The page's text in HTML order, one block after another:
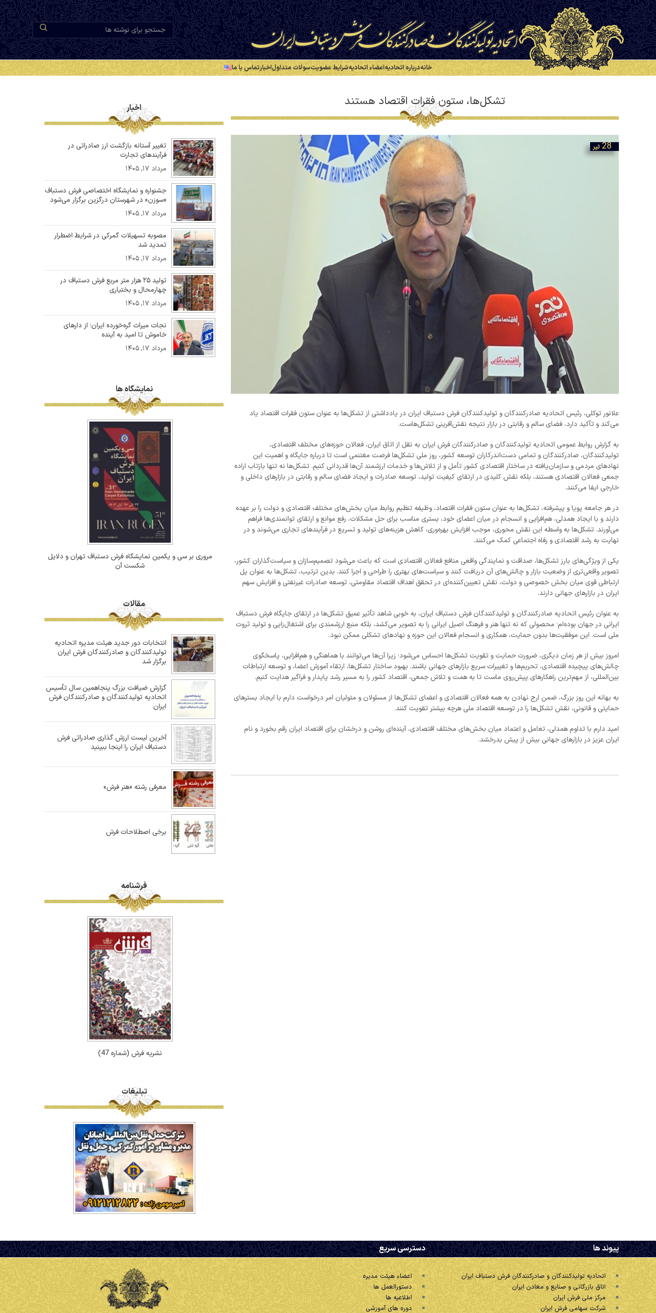
خانهدرباره اتحادیهاعضاء اتحادیهشرایط عضویتسولات متداولاخبارتماس با ما
تشکل‌ها، ستون فقرات اقتصاد هستند
28 تیر
علانور توکلی، رئیس اتحادیه صادرکنندگان و تولیدکنندگان فرش دستباف ایران در یادداشتی از تشکل‌ها به عنوان ستون فقرات اقتصاد یاد
می‌کند و تأکید دارد، فضای سالم و رقابتی در بازار نتیجه نقش‌آفرینی تشکل‌هاست.
به گزارش روابط عمومی اتحادیه تولیدکنندگان و صادرکنندگان فرش ایران به نقل از اتاق ایران، فعالان حوزه‌های مختلف اقتصادی،
تولیدکنندگان، صادرکنندگان و تمامی دست‌اندرکاران توسعه کشور، روز ملی تشکل‌ها فرصت مغتنمی است تا درباره جایگاه و اهمیت این
نهادهای مردمی و سازمان‌یافته در ساختار اقتصادی کشور تأمل و از تلاش‌ها و خدمات ارزشمند آن‌ها قدردانی کنیم. تشکل‌ها نه تنها بازتاب اراده
جمعی فعالان اقتصادی هستند، بلکه نقش کلیدی در ارتقای کیفیت تولید، توسعه صادرات و ایجاد فضای سالم و رقابتی در بازارهای داخلی و
خارجی ایفا می‌کنند.
در هر جامعه پویا و پیشرفته، تشکل‌ها به عنوان ستون فقرات اقتصاد، وظیفه تنظیم روابط میان بخش‌های مختلف اقتصادی و دولت را بر عهده
دارند و با ایجاد همدلی، هم‌افزایی و انسجام در میان اعضای خود، بستری مناسب برای حل مشکلات، رفع موانع و ارتقای توانمندی‌ها فراهم
می‌آورند. تشکل‌ها به واسطه این نقش محوری، موجب افزایش بهره‌وری، کاهش هزینه‌های تولید و تسریع در فرآیندهای تجاری می‌شوند و در
نهایت به رشد اقتصادی و رفاه اجتماعی کمک می‌کنند.
یکی از ویژگی‌های بارز تشکل‌ها، صداقت و نمایندگی واقعی منافع فعالان اقتصادی است که باعث می‌شود تصمیم‌سازان و سیاست‌گذاران کشور،
تصویر واقعی‌تری از وضعیت بازار و چالش‌های آن دریافت کنند و سیاست‌های بهتری را طراحی و اجرا کنند. بدین ترتیب، تشکل‌ها به عنوان پل
ارتباطی قوی میان بخش خصوصی و دولت، نقش تعیین‌کننده‌ای در تحقق اهداف اقتصاد مقاومتی، توسعه صادرات غیرنفتی و افزایش سهم
ایران در بازارهای جهانی دارند.
به عنوان رئیس اتحادیه صادرکنندگان و تولیدکنندگان فرش دستباف ایران، به خوبی شاهد تأثیر عمیق تشکل‌ها در ارتقای جایگاه فرش دستباف
ایرانی در جهان بوده‌ام؛ محصولی که نه تنها هنر و فرهنگ اصیل ایرانی را به تصویر می‌کشد، بلکه منبع ارزشمندی برای اشتغال‌زایی و تولید ثروت
ملی است. این موفقیت‌ها بدون حمایت، همکاری و انسجام فعالان این حوزه و نهادهای تشکلی ممکن نبود.
امروز بیش از هر زمان دیگری، ضرورت حمایت و تقویت تشکل‌ها احساس می‌شود؛ زیرا آن‌ها می‌توانند با هماهنگی و هم‌افزایی، پاسخگوی
چالش‌های پیچیده اقتصادی، تحریم‌ها و تغییرات سریع بازارهای جهانی باشند. بهبود ساختار تشکل‌ها، ارتقاء آموزش اعضا، و توسعه ارتباطات
بین‌المللی، از مهم‌ترین راهکارهای پیش‌روی ماست تا به همت و تلاش جمعی، اقتصاد کشور را به مسیر رشد پایدار و فراگیر هدایت کنیم.
به بهانه این روز بزرگ، ضمن ارج نهادن به همه فعالان اقتصادی و اعضای تشکل‌ها از مسئولان و متولیان امر درخواست دارم با ایجاد بسترهای
حمایتی و قانونی، نقش تشکل‌ها را در توسعه اقتصاد ملی هرچه بیشتر تقویت کنند.
امید دارم با تداوم همدلی، تعامل و اعتماد میان بخش‌های مختلف اقتصادی، آینده‌ای روشن و درخشان برای اقتصاد ایران رقم بخورد و نام
ایران عزیز در بازارهای جهانی بیش از پیش بدرخشد.
اخبار
تغییر آستانه بازگشت ارز صادراتی در
فرآیندهای تجارت
مرداد ۱۷, ۱۴۰۵
جشنواره و نمایشگاه اختصاصی فرش دستباف
«سوزن» در شهرستان درگزین برگزار می‌شود
مرداد ۱۷, ۱۴۰۵
مصوبه تسهیلات گمرکی در شرایط اضطرار
تمدید شد
مرداد ۱۷, ۱۴۰۵
تولید ۲۵ هزار متر مربع فرش دستباف در
چهارمحال و بختیاری
مرداد ۱۷, ۱۴۰۵
نجات میراث گره‌خورده ایران؛ از دارهای
خاموش تا امید به آینده
مرداد ۱۷, ۱۴۰۵
نمایشگاه ها
مروری بر سی و یکمین نمایشگاه فرش دستباف تهران و دلایل
شکست آن
مقالات
انتخابات دور جدید هیئت مدیره اتحادیه
تولیدکنندگان و صادرکنندگان فرش ایران
برگزار شد
گزارش ضیافت بزرگ پنجاهمین سال تأسیس
اتحادیه تولیدکنندگان و صادرکنندگان فرش
ایران
آخرین لیست ارزش گذاری صادراتی فرش
دستباف ایران را اینجا ببینید
معرفی رشته «هنر فرش»
برخی اصطلاحات فرش
فرشنامه
نشریه فرش (شماره 47)
تبلیغات
.پیوند ها
اتحادیه تولیدکنندگان و صادرکنندگان فرش دستباف ایران
اتاق بازرگانی و صنایع و معادن ایران
مرکز ملی فرش ایران
شرکت سهامی فرش ایران
دسترسی سریع
اعضاء هیئت مدیره
دستورالعمل ها
اطلاعیه ها
دوره های آموزشی